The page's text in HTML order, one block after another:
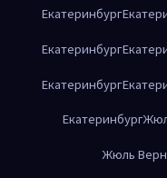
Екатеринбург
Екатеринбург
Екатеринбург
Екатеринбург
Жюль Верн